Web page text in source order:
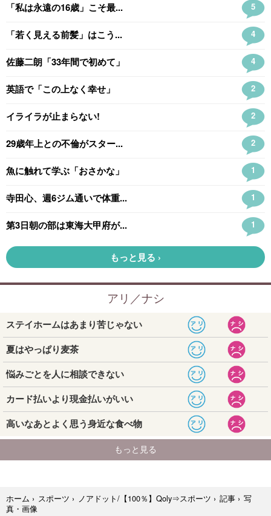
ホーム › スポーツ › ノアドット/【100％】Qoly⇒スポーツ › 記事 › 写
真・画像